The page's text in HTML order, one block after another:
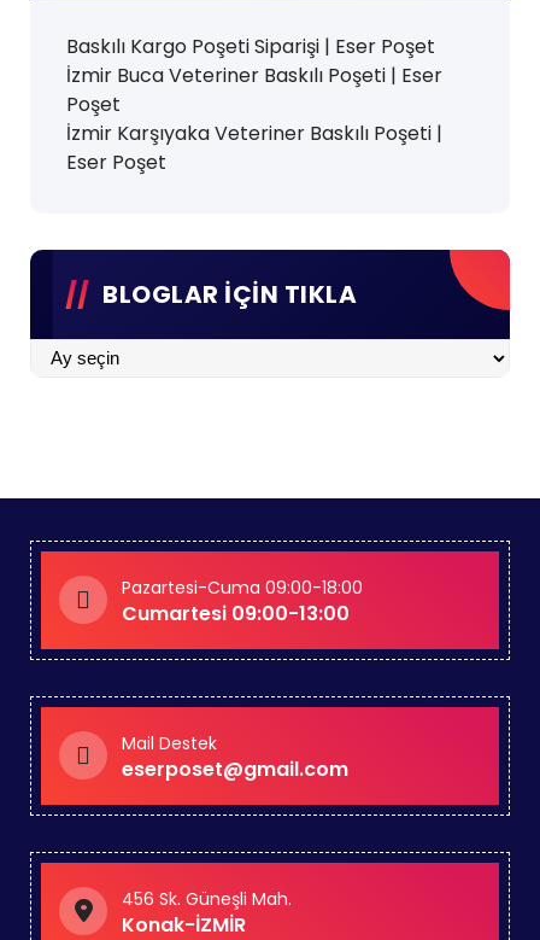
Baskılı Kargo Poşeti Siparişi | Eser Poşet
İzmir Buca Veteriner Baskılı Poşeti | Eser
Poşet
İzmir Karşıyaka Veteriner Baskılı Poşeti |
Eser Poşet
BLOGLAR İÇİN TIKLA
BLOGLAR
Pazartesi-Cuma 09:00-18:00
Cumartesi 09:00-13:00
Mail Destek
eserposet@gmail.com
456 Sk. Güneşli Mah.
Konak-İZMİR